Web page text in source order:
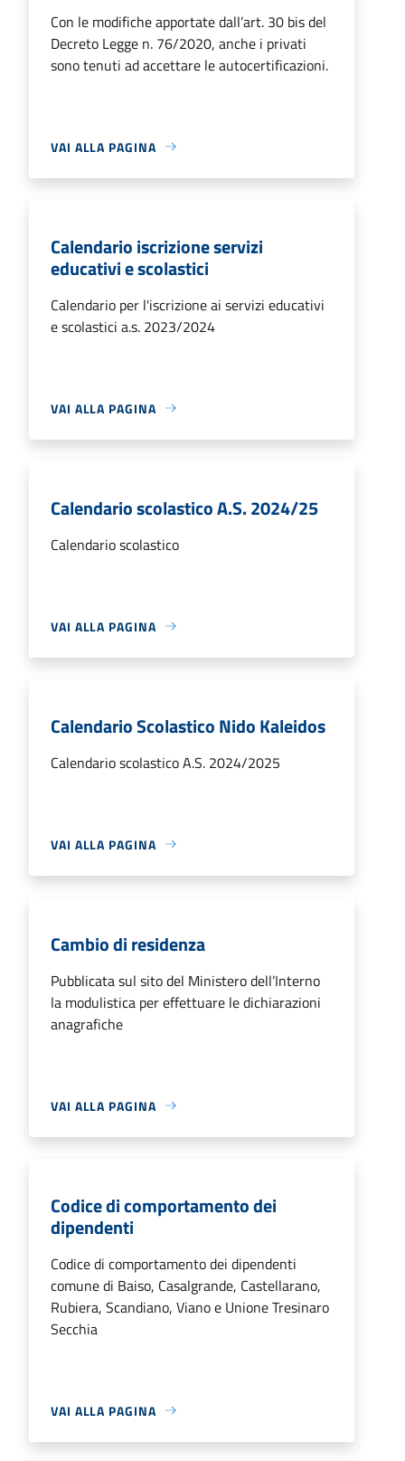
Con le modifiche apportate dall’art. 30 bis del
Decreto Legge n. 76/2020, anche i privati
sono tenuti ad accettare le autocertificazioni.
VAI ALLA PAGINA
Calendario iscrizione servizi
educativi e scolastici
Calendario per l'iscrizione ai servizi educativi
e scolastici a.s. 2023/2024
VAI ALLA PAGINA
Calendario scolastico A.S. 2024/25
Calendario scolastico
VAI ALLA PAGINA
Calendario Scolastico Nido Kaleidos
Calendario scolastico A.S. 2024/2025
VAI ALLA PAGINA
Cambio di residenza
Pubblicata sul sito del Ministero dell’Interno
la modulistica per effettuare le dichiarazioni
anagrafiche
VAI ALLA PAGINA
Codice di comportamento dei
dipendenti
Codice di comportamento dei dipendenti
comune di Baiso, Casalgrande, Castellarano,
Rubiera, Scandiano, Viano e Unione Tresinaro
Secchia
VAI ALLA PAGINA